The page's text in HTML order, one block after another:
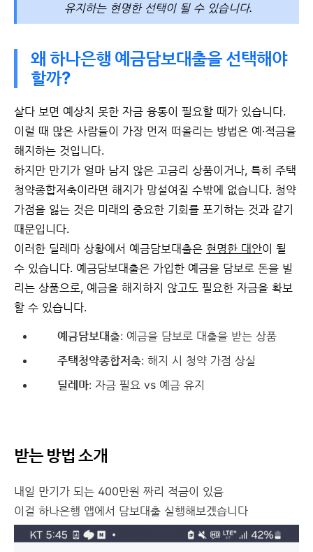
유지하는 현명한 선택이 될 수 있습니다.
왜 하나은행 예금담보대출을 선택해야
할까?
살다 보면 예상치 못한 자금 융통이 필요할 때가 있습니다.
이럴 때 많은 사람들이 가장 먼저 떠올리는 방법은 예·적금을
해지하는 것입니다.
하지만 만기가 얼마 남지 않은 고금리 상품이거나, 특히 주택
청약종합저축이라면 해지가 망설여질 수밖에 없습니다. 청약
가점을 잃는 것은 미래의 중요한 기회를 포기하는 것과 같기
때문입니다.
이러한 딜레마 상황에서 예금담보대출은 현명한 대안이 될
수 있습니다. 예금담보대출은 가입한 예금을 담보로 돈을 빌
리는 상품으로, 예금을 해지하지 않고도 필요한 자금을 확보
할 수 있습니다.
예금담보대출: 예금을 담보로 대출을 받는 상품
주택청약종합저축: 해지 시 청약 가점 상실
딜레마: 자금 필요 vs 예금 유지
받는 방법 소개
내일 만기가 되는 400만원 짜리 적금이 있음
이걸 하나은행 앱에서 담보대출 실행해보겠습니다